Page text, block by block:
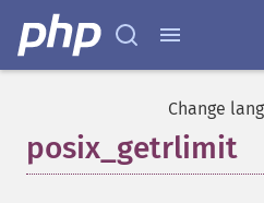
Change
posix_getrlimit